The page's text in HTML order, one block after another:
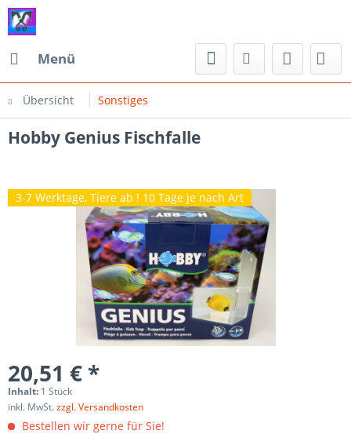
Menü
Übersicht Sonstiges
Hobby Genius Fischfalle
3-7 Werktage, Tiere ab ! 10 Tage je nach Art
20,51 € *
Inhalt: 1 Stück
inkl. MwSt.zzgl. Versandkosten
Bestellen wir gerne für Sie!